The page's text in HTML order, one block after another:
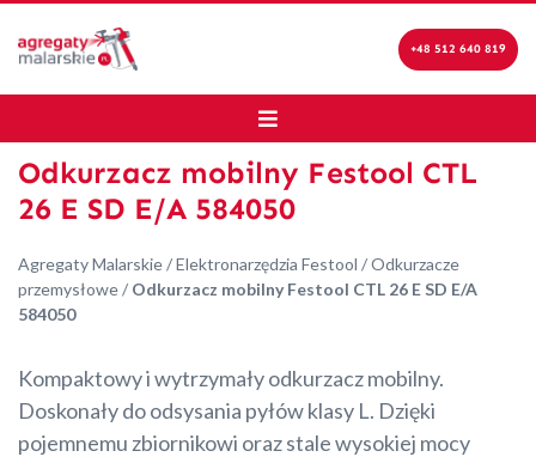
+48 512 640 819
Odkurzacz mobilny Festool CTL
26 E SD E/A 584050
Agregaty Malarskie/Elektronarzędzia Festool /Odkurzacze
przemysłowe/ Odkurzacz mobilny Festool CTL 26 E SD E/A
584050
Kompaktowy i wytrzymały odkurzacz mobilny.
Doskonały do odsysania pyłów klasy L. Dzięki
pojemnemu zbiornikowi oraz stale wysokiej mocy